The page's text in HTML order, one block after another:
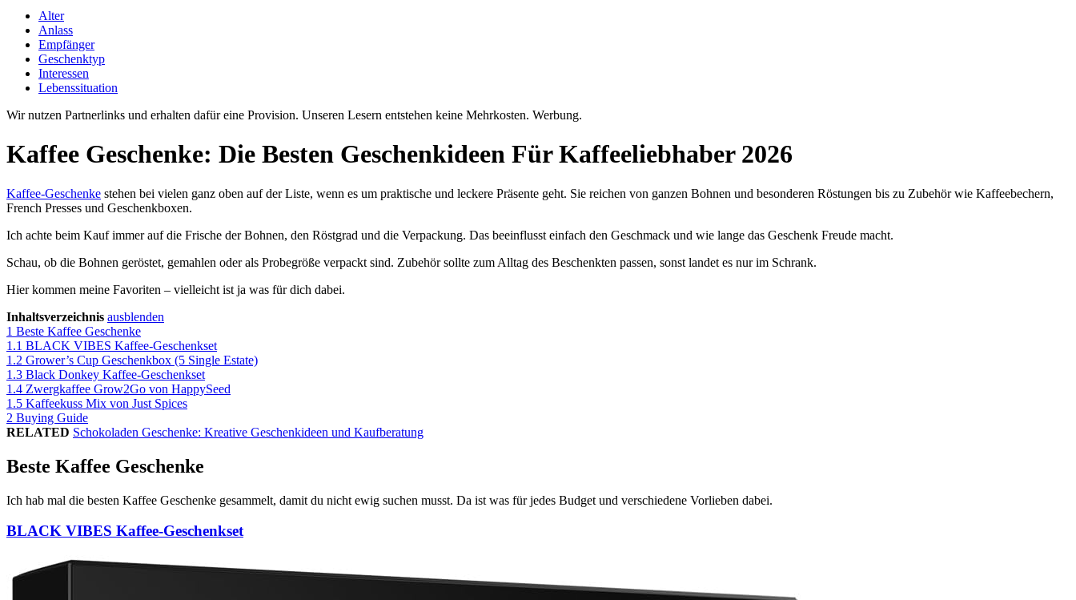
Alter
Anlass
Empfänger
Geschenktyp
Interessen
Lebenssituation
Wir nutzen Partnerlinks und erhalten dafür eine Provision. Unseren Lesern entstehen keine Mehrkosten. Werbung.
Kaffee Geschenke: Die Besten Geschenkideen Für Kaffeeliebhaber 2026
Kaffee-Geschenke stehen bei vielen ganz oben auf der Liste, wenn es um praktische und leckere Präsente geht. Sie reichen von ganzen Bohnen und besonderen Röstungen bis zu Zubehör wie Kaffeebechern,
French Presses und Geschenkboxen.
Ich achte beim Kauf immer auf die Frische der Bohnen, den Röstgrad und die Verpackung. Das beeinflusst einfach den Geschmack und wie lange das Geschenk Freude macht.
Schau, ob die Bohnen geröstet, gemahlen oder als Probegröße verpackt sind. Zubehör sollte zum Alltag des Beschenkten passen, sonst landet es nur im Schrank.
Hier kommen meine Favoriten – vielleicht ist ja was für dich dabei.
Inhaltsverzeichnis ausblenden
1 Beste Kaffee Geschenke
1.1 BLACK VIBES Kaffee-Geschenkset
1.2 Grower’s Cup Geschenkbox (5 Single Estate)
1.3 Black Donkey Kaffee-Geschenkset
1.4 Zwergkaffee Grow2Go von HappySeed
1.5 Kaffeekuss Mix von Just Spices
2 Buying Guide
RELATED Schokoladen Geschenke: Kreative Geschenkideen und Kaufberatung
Beste Kaffee Geschenke
Ich hab mal die besten Kaffee Geschenke gesammelt, damit du nicht ewig suchen musst. Da ist was für jedes Budget und verschiedene Vorlieben dabei.
BLACK VIBES Kaffee-Geschenkset